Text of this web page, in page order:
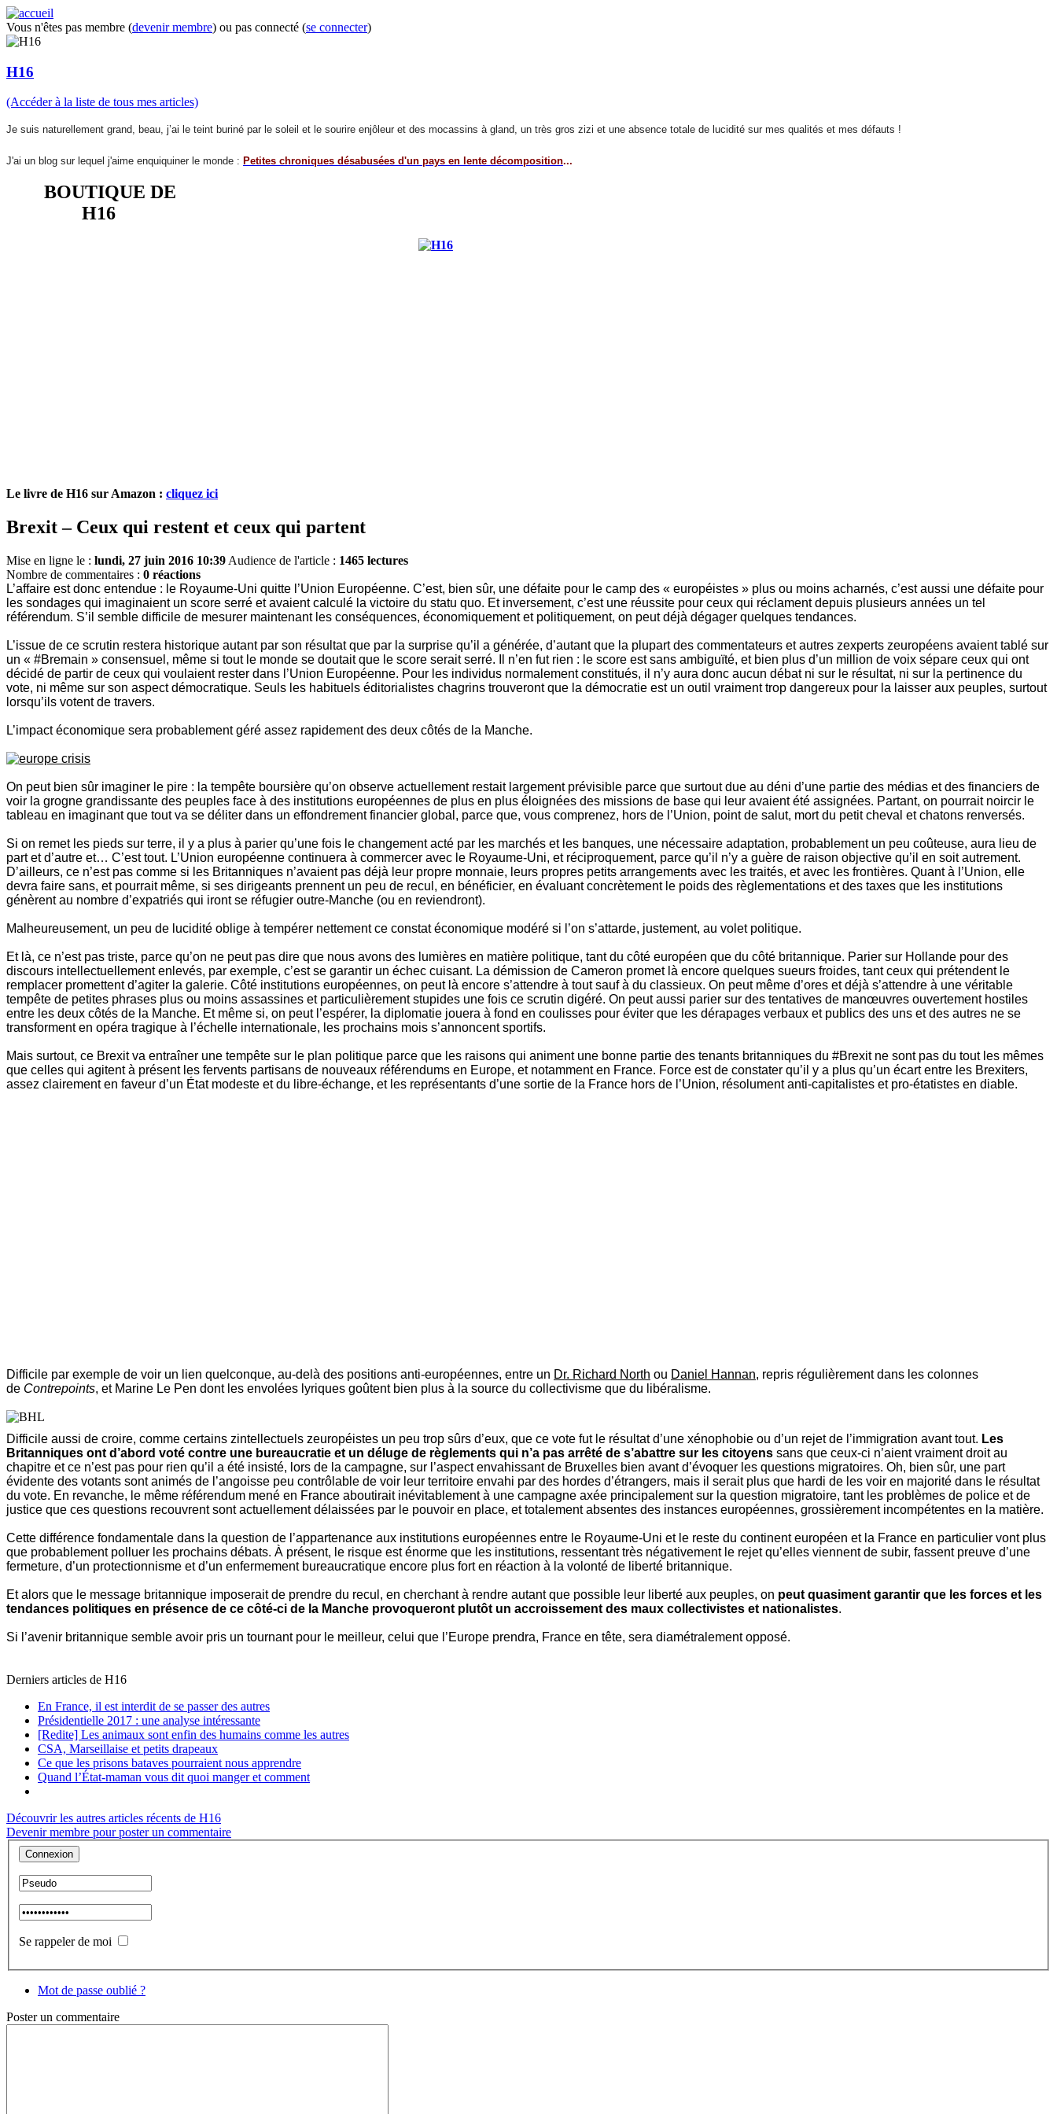
Vous n'êtes pas membre (devenir membre) ou pas connecté (se connecter)
H16
(Accéder à la liste de tous mes articles)
Je suis naturellement grand, beau, j’ai le teint buriné par le soleil et le sourire enjôleur et des mocassins à gland, un très gros zizi et une absence totale de lucidité sur mes qualités et mes défauts !
J'ai un blog sur lequel j'aime enquiquiner le monde : Petites chroniques désabusées d'un pays en lente décomposition...
BOUTIQUE DE
H16
Le livre de H16 sur Amazon : cliquez ici
Brexit – Ceux qui restent et ceux qui partent
Mise en ligne le : lundi, 27 juin 2016 10:39 Audience de l'article : 1465 lectures
Nombre de commentaires : 0 réactions
L’affaire est donc entendue : le Royaume-Uni quitte l’Union Européenne. C’est, bien sûr, une défaite pour le camp des « européistes » plus ou moins acharnés, c’est aussi une défaite pour
les sondages qui imaginaient un score serré et avaient calculé la victoire du statu quo. Et inversement, c’est une réussite pour ceux qui réclament depuis plusieurs années un tel
référendum. S’il semble difficile de mesurer maintenant les conséquences, économiquement et politiquement, on peut déjà dégager quelques tendances.
L’issue de ce scrutin restera historique autant par son résultat que par la surprise qu’il a générée, d’autant que la plupart des commentateurs et autres zexperts zeuropéens avaient tablé sur
un « #Bremain » consensuel, même si tout le monde se doutait que le score serait serré. Il n’en fut rien : le score est sans ambiguïté, et bien plus d’un million de voix sépare ceux qui ont
décidé de partir de ceux qui voulaient rester dans l’Union Européenne. Pour les individus normalement constitués, il n’y aura donc aucun débat ni sur le résultat, ni sur la pertinence du
vote, ni même sur son aspect démocratique. Seuls les habituels éditorialistes chagrins trouveront que la démocratie est un outil vraiment trop dangereux pour la laisser aux peuples, surtout
lorsqu’ils votent de travers.
L’impact économique sera probablement géré assez rapidement des deux côtés de la Manche.
On peut bien sûr imaginer le pire : la tempête boursière qu’on observe actuellement restait largement prévisible parce que surtout due au déni d’une partie des médias et des financiers de
voir la grogne grandissante des peuples face à des institutions européennes de plus en plus éloignées des missions de base qui leur avaient été assignées. Partant, on pourrait noircir le
tableau en imaginant que tout va se déliter dans un effondrement financier global, parce que, vous comprenez, hors de l’Union, point de salut, mort du petit cheval et chatons renversés.
Si on remet les pieds sur terre, il y a plus à parier qu’une fois le changement acté par les marchés et les banques, une nécessaire adaptation, probablement un peu coûteuse, aura lieu de
part et d’autre et… C’est tout. L’Union européenne continuera à commercer avec le Royaume-Uni, et réciproquement, parce qu’il n’y a guère de raison objective qu’il en soit autrement.
D’ailleurs, ce n’est pas comme si les Britanniques n’avaient pas déjà leur propre monnaie, leurs propres petits arrangements avec les traités, et avec les frontières. Quant à l’Union, elle
devra faire sans, et pourrait même, si ses dirigeants prennent un peu de recul, en bénéficier, en évaluant concrètement le poids des règlementations et des taxes que les institutions
génèrent au nombre d’expatriés qui iront se réfugier outre-Manche (ou en reviendront).
Malheureusement, un peu de lucidité oblige à tempérer nettement ce constat économique modéré si l’on s’attarde, justement, au volet politique.
Et là, ce n’est pas triste, parce qu’on ne peut pas dire que nous avons des lumières en matière politique, tant du côté européen que du côté britannique. Parier sur Hollande pour des
discours intellectuellement enlevés, par exemple, c’est se garantir un échec cuisant. La démission de Cameron promet là encore quelques sueurs froides, tant ceux qui prétendent le
remplacer promettent d’agiter la galerie. Côté institutions européennes, on peut là encore s’attendre à tout sauf à du classieux. On peut même d’ores et déjà s’attendre à une véritable
tempête de petites phrases plus ou moins assassines et particulièrement stupides une fois ce scrutin digéré. On peut aussi parier sur des tentatives de manœuvres ouvertement hostiles
entre les deux côtés de la Manche. Et même si, on peut l’espérer, la diplomatie jouera à fond en coulisses pour éviter que les dérapages verbaux et publics des uns et des autres ne se
transforment en opéra tragique à l’échelle internationale, les prochains mois s’annoncent sportifs.
Mais surtout, ce Brexit va entraîner une tempête sur le plan politique parce que les raisons qui animent une bonne partie des tenants britanniques du #Brexit ne sont pas du tout les mêmes
que celles qui agitent à présent les fervents partisans de nouveaux référendums en Europe, et notamment en France. Force est de constater qu’il y a plus qu’un écart entre les Brexiters,
assez clairement en faveur d’un État modeste et du libre-échange, et les représentants d’une sortie de la France hors de l’Union, résolument anti-capitalistes et pro-étatistes en diable.
Difficile par exemple de voir un lien quelconque, au-delà des positions anti-européennes, entre un Dr. Richard North ou Daniel Hannan, repris régulièrement dans les colonnes
de Contrepoints, et Marine Le Pen dont les envolées lyriques goûtent bien plus à la source du collectivisme que du libéralisme.
Difficile aussi de croire, comme certains zintellectuels zeuropéistes un peu trop sûrs d’eux, que ce vote fut le résultat d’une xénophobie ou d’un rejet de l’immigration avant tout. Les
Britanniques ont d’abord voté contre une bureaucratie et un déluge de règlements qui n’a pas arrêté de s’abattre sur les citoyens sans que ceux-ci n’aient vraiment droit au
chapitre et ce n’est pas pour rien qu’il a été insisté, lors de la campagne, sur l’aspect envahissant de Bruxelles bien avant d’évoquer les questions migratoires. Oh, bien sûr, une part
évidente des votants sont animés de l’angoisse peu contrôlable de voir leur territoire envahi par des hordes d’étrangers, mais il serait plus que hardi de les voir en majorité dans le résultat
du vote. En revanche, le même référendum mené en France aboutirait inévitablement à une campagne axée principalement sur la question migratoire, tant les problèmes de police et de
justice que ces questions recouvrent sont actuellement délaissées par le pouvoir en place, et totalement absentes des instances européennes, grossièrement incompétentes en la matière.
Cette différence fondamentale dans la question de l’appartenance aux institutions européennes entre le Royaume-Uni et le reste du continent européen et la France en particulier vont plus
que probablement polluer les prochains débats. À présent, le risque est énorme que les institutions, ressentant très négativement le rejet qu’elles viennent de subir, fassent preuve d’une
fermeture, d’un protectionnisme et d’un enfermement bureaucratique encore plus fort en réaction à la volonté de liberté britannique.
Et alors que le message britannique imposerait de prendre du recul, en cherchant à rendre autant que possible leur liberté aux peuples, on peut quasiment garantir que les forces et les
tendances politiques en présence de ce côté-ci de la Manche provoqueront plutôt un accroissement des maux collectivistes et nationalistes.
Si l’avenir britannique semble avoir pris un tournant pour le meilleur, celui que l’Europe prendra, France en tête, sera diamétralement opposé.
Derniers articles de H16
En France, il est interdit de se passer des autres
Présidentielle 2017 : une analyse intéressante
[Redite] Les animaux sont enfin des humains comme les autres
CSA, Marseillaise et petits drapeaux
Ce que les prisons bataves pourraient nous apprendre
Quand l’État-maman vous dit quoi manger et comment
Découvrir les autres articles récents de H16
Devenir membre pour poster un commentaire
Se rappeler de moi
Mot de passe oublié ?
Posterun commentaire